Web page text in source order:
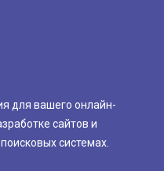
для вашего онлайн-
сайтов и
системах.